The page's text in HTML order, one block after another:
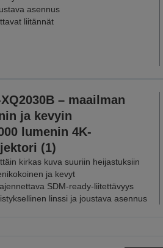
asennus
liitännät
– maailman
ja kevyin
lumenin 4K-
(1)
kirkas kuva suuriin heijastuksiin
ja kevyt
SDM-ready-liitettävyys
linssi ja joustava asennus